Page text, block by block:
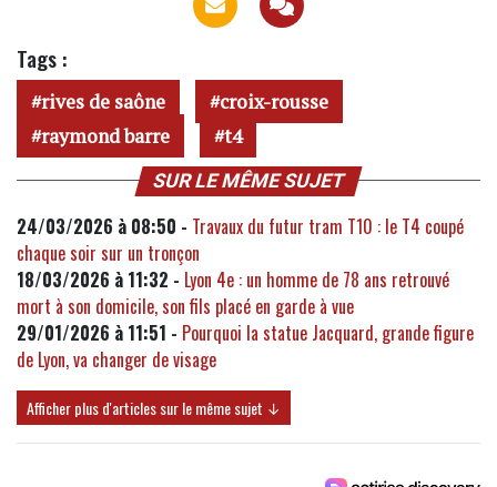
Tags :
rives de saône
croix-rousse
raymond barre
t4
SUR LE MÊME SUJET
24/03/2026 à 08:50 - Travaux du futur tram T10 : le T4 coupé
chaque soir sur un tronçon
18/03/2026 à 11:32 - Lyon 4e : un homme de 78 ans retrouvé
mort à son domicile, son fils placé en garde à vue
29/01/2026 à 11:51 - Pourquoi la statue Jacquard, grande figure
de Lyon, va changer de visage
Afficher plus d'articles sur le même sujet ↓